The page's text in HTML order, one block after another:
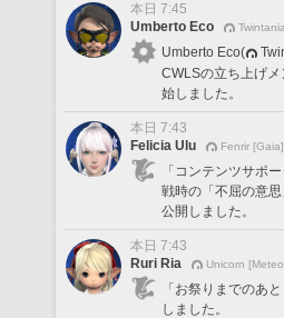
本日 7:45
Umberto Eco
Umberto Eco(
CWLSの立ち上げ
始しました。
本日 7:43
Felicia Ulu
Fenrir [Gaia]
「コンテンツサポ
戦時の「不屈の意
公開しました。
本日 7:43
Ruri Ria
Unicorn
「お祭りまでのあ
しました。